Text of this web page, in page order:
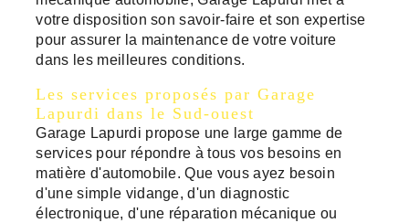
votre disposition son savoir-faire et son expertise
pour assurer la maintenance de votre voiture
dans les meilleures conditions.
Les services proposés par Garage
Lapurdi dans le Sud-ouest
Garage Lapurdi propose une large gamme de
services pour répondre à tous vos besoins en
matière d'automobile. Que vous ayez besoin
d'une simple vidange, d'un diagnostic
électronique, d'une réparation mécanique ou